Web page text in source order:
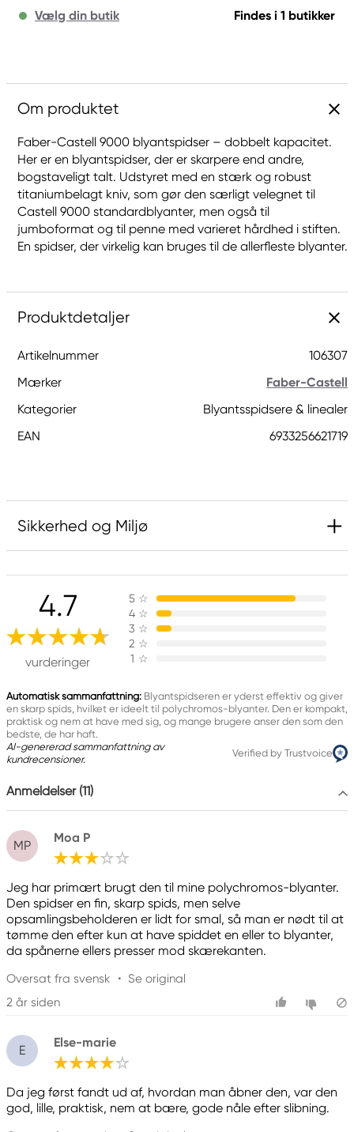
Vælg din butik Findes i 1 butikker
Om produktet
Faber-Castell 9000 blyantspidser – dobbelt kapacitet.
Her er en blyantspidser, der er skarpere end andre,
bogstaveligt talt. Udstyret med en stærk og robust
titaniumbelagt kniv, som gør den særligt velegnet til
Castell 9000 standardblyanter, men også til
jumboformat og til penne med varieret hårdhed i stiften.
En spidser, der virkelig kan bruges til de allerfleste blyanter.
Produktdetaljer
Artikelnummer
106307
Mærker
Faber-Castell
Kategorier
Blyantsspidsere & linealer
EAN
6933256621719
Sikkerhed og Miljø
Ansvarlig EU
Faber-Castell
Faber-Castell Ag
Nürnberger Straße 2
90546 Stein, Germany
+49 (0) 911 9965-0
4.7
vurderinger
5 ☆
4 ☆
3 ☆
2 ☆
1 ☆
Automatisk sammanfattning: Blyantspidseren er yderst effektiv og giver
en skarp spids, hvilket er ideelt til polychromos-blyanter. Den er kompakt,
praktisk og nem at have med sig, og mange brugere anser den som den
bedste, de har haft.
AI-genererad sammanfattning av
kundrecensioner.
Verified by Trustvoice
Anmeldelser (11)
MP
Moa P
Jeg har primært brugt den til mine polychromos-blyanter.
Den spidser en fin, skarp spids, men selve
opsamlingsbeholderen er lidt for smal, så man er nødt til at
tømme den efter kun at have spiddet en eller to blyanter,
da spånerne ellers presser mod skærekanten.
Oversat fra svensk • Se original
2 år siden
E
Else-marie
Da jeg først fandt ud af, hvordan man åbner den, var den
god, lille, praktisk, nem at bære, gode nåle efter slibning.